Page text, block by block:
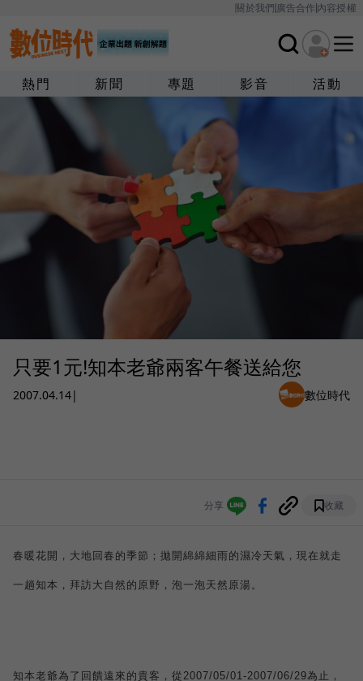
關於我們廣告合作內容授權
熱門 新聞 專題 影音 活動
只要1元!知本老爺兩客午餐送給您
2007.04.14| 數位時代
分享 收藏
春暖花開，大地回春的季節；拋開綿綿細雨的濕冷天氣，現在就走
一趟知本，拜訪大自然的原野，泡一泡天然原湯。
知本老爺為了回饋遠來的貴客，從2007/05/01-2007/06/29為止，